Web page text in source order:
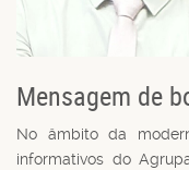
Mensagem de
No âmbito da
informativos do